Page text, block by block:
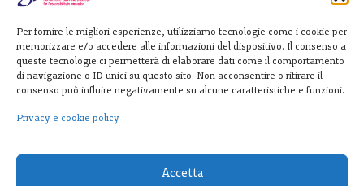
Per fornire le migliori esperienze, utilizziamo tecnologie come i cookie per
memorizzare e/o accedere alle informazioni del dispositivo. Il consenso a
queste tecnologie ci permetterà di elaborare dati come il comportamento
di navigazione o ID unici su questo sito. Non acconsentire o ritirare il
consenso può influire negativamente su alcune caratteristiche e funzioni.
Privacy e cookie policy
Accetta
20122 Milano - Italia
T. +39 02 781933
F. + 39 02 76392030
info@fondazionebassetti.org
p.i. 12520270153